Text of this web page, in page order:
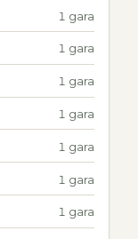
1 gara
1 gara
1 gara
1 gara
1 gara
1 gara
1 gara